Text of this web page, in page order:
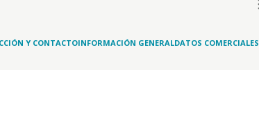
Y CONTACTOINFORMACIÓN GENERALDATOS COMERCIALES